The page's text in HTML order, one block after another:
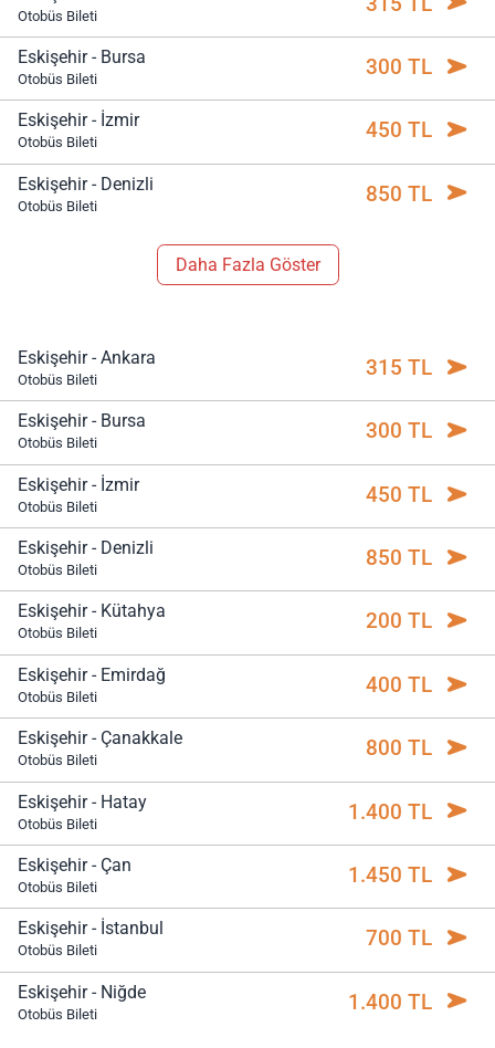
Otobüs Bileti
Eskişehir - Bursa
Otobüs Bileti 300 TL
Eskişehir - İzmir
Otobüs Bileti 450 TL
Eskişehir - Denizli
Otobüs Bileti 850 TL
Daha Fazla Göster
Eskişehir - Ankara
Otobüs Bileti 315 TL
Eskişehir - Bursa
Otobüs Bileti 300 TL
Eskişehir - İzmir
Otobüs Bileti 450 TL
Eskişehir - Denizli
Otobüs Bileti 850 TL
Eskişehir - Kütahya
Otobüs Bileti 200 TL
Eskişehir - Emirdağ
Otobüs Bileti 400 TL
Eskişehir - Çanakkale
Otobüs Bileti 800 TL
Eskişehir - Hatay
Otobüs Bileti 1.400 TL
Eskişehir - Çan
Otobüs Bileti 1.450 TL
Eskişehir - İstanbul
Otobüs Bileti 700 TL
Eskişehir - Niğde
Otobüs Bileti 1.400 TL